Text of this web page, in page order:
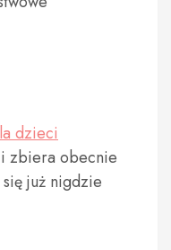
dzieci
zbiera obecnie
już nigdzie